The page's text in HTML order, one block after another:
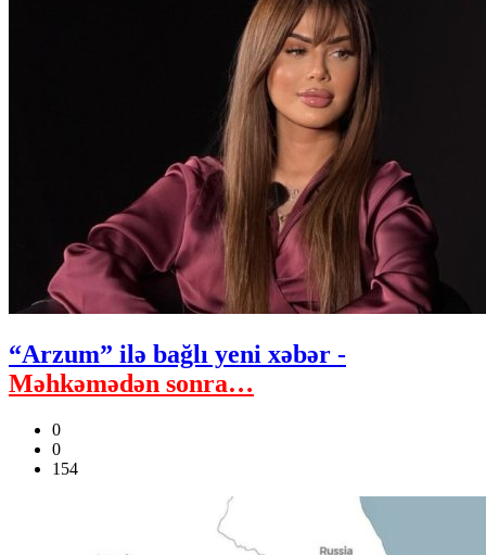
“Arzum” ilə bağlı yeni xəbər -
Məhkəmədən sonra…
0
0
154